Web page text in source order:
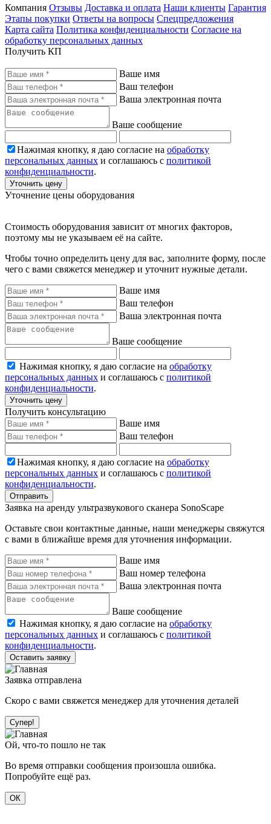
Компания Отзывы Доставка и оплата Наши клиенты Гарантия
Этапы покупки Ответы на вопросы Спецпредложения
Карта сайта Политика конфиденциальности Согласие на
обработку персональных данных
Получить КП
Ваше имя
Ваш телефон
Ваша электронная почта
Ваше сообщение
Нажимая кнопку, я даю согласие на обработку
персональных данных и соглашаюсь с политикой
конфиденциальности.
Уточнить цену
Уточнение цены оборудования
Стоимость оборудования зависит от многих факторов,
поэтому мы не указываем её на сайте.
Чтобы точно определить цену для вас, заполните форму, после
чего с вами свяжется менеджер и уточнит нужные детали.
Ваше имя
Ваш телефон
Ваша электронная почта
Ваше сообщение
Нажимая кнопку, я даю согласие на обработку
персональных данных и соглашаюсь с политикой
конфиденциальности.
Уточнить цену
Получить консультацию
Ваше имя
Ваш телефон
Нажимая кнопку, я даю согласие на обработку
персональных данных и соглашаюсь с политикой
конфиденциальности.
Отправить
Заявка на аренду ультразвукового сканера SonoScape
Оставьте свои контактные данные, наши менеджеры свяжутся
с вами в ближайше время для уточнения информации.
Ваше имя
Ваш номер телефона
Ваша электронная почта
Ваше сообщение
Нажимая кнопку, я даю согласие на обработку
персональных данных и соглашаюсь с политикой
конфиденциальности.
Оставить заявку
Заявка отправлена
Скоро с вами свяжется менеджер для уточнения деталей
Супер!
Ой, что-то пошло не так
Во время отправки сообщения произошла ошибка.
Попробуйте ещё раз.
ОК